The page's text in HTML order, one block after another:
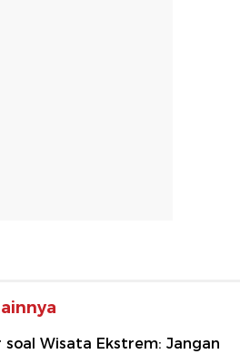
soal Wisata Ekstrem: Jangan